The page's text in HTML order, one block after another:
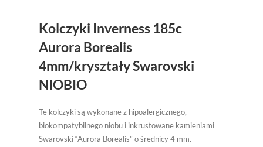
Kolczyki Inverness 185c
Aurora Borealis
4mm/kryształy Swarovski
NIOBIO
Te kolczyki są wykonane z hipoalergicznego,
biokompatybilnego niobu i inkrustowane kamieniami
Swarovski “Aurora Borealis” o średnicy 4 mm.